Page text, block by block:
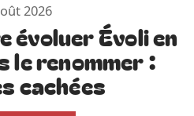
2026
évoluer Évoli en
le renommer :
cachées